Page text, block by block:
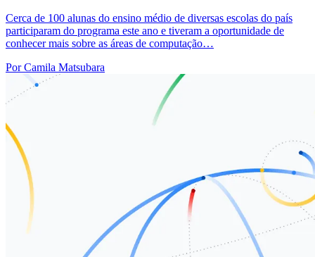
Cerca de 100 alunas do ensino médio de diversas escolas do país
participaram do programa este ano e tiveram a oportunidade de
conhecer mais sobre as áreas de computação…
Por Camila Matsubara